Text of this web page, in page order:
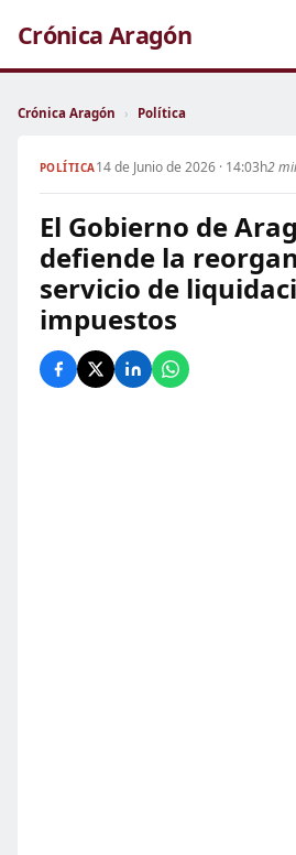
Crónica Aragón
Crónica Aragón › Política
POLÍTICA14 de Junio de 2026 · 14:03h2
El Gobierno de
defiende la
servicio de
impuestos